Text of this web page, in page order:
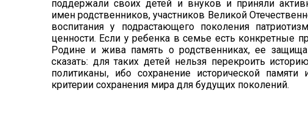
поддержали своих детей и внуков и приняли
имен родственников, участников Великой
воспитания у подрастающего поколения
ценности. Если у ребенка в семье есть конкретные
Родине и жива память о родственниках, ее
сказать: для таких детей нельзя перекроить
политиканы, ибо сохранение исторической
критерии сохранения мира для будущих поколений.